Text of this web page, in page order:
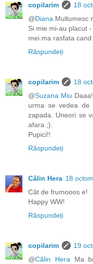
copilarim
18
@Diana Multumesc
Si mie mi-au placut
mei ma rasfata
Răspundeți
copilarim
18
@Suzana Miu
urma se vedea de
zapada. Uneori se
afara ;).
Pupici!!
Răspundeți
Călin Hera 18
Cât de frumooos e!
Happy WW!
Răspundeți
copilarim
19
@Călin Hera Ma